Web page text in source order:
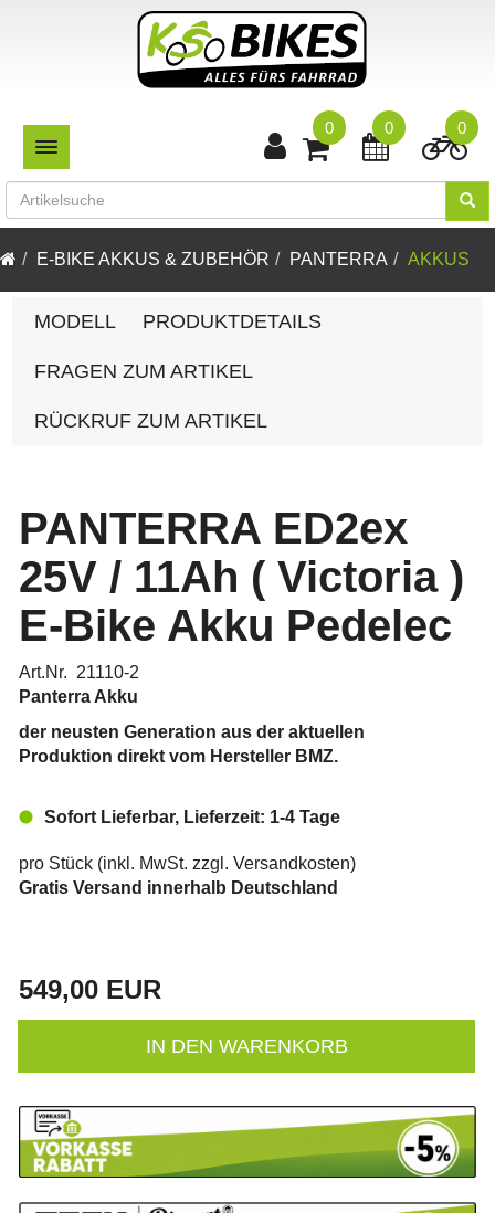
TOGGLE NAVIGATION
0
0
0
E-BIKE AKKUS & ZUBEHÖR PANTERRA AKKUS
MODELL PRODUKTDETAILS
FRAGEN ZUM ARTIKEL
RÜCKRUF ZUM ARTIKEL
PANTERRA ED2ex
25V / 11Ah ( Victoria )
E-Bike Akku Pedelec
Art.Nr. 21110-2
Panterra Akku
der neusten Generation aus der aktuellen
Produktion direkt vom Hersteller BMZ.
Sofort Lieferbar, Lieferzeit: 1-4 Tage
pro Stück (inkl. MwSt. zzgl. Versandkosten)
Gratis Versand innerhalb Deutschland
549,00 EUR
IN DEN WARENKORB